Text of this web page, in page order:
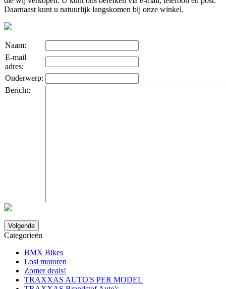
Daarnaast kunt u natuurlijk langskomen bij onze winkel.
Naam:
E-mail
adres:
Onderwerp:
Bericht:
Volgende
Categorieën
BMX Bikes
Losi motoren
Zomer deals!
TRAXXAS AUTO'S PER MODEL